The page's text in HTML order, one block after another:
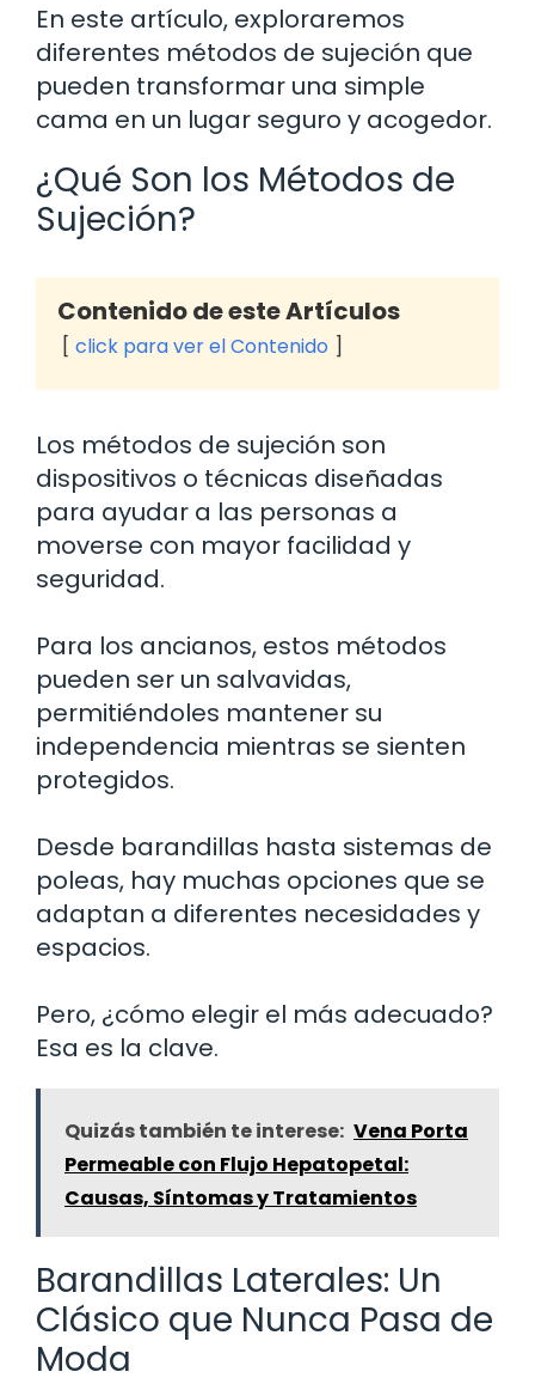
En este artículo, exploraremos
diferentes métodos de sujeción que
pueden transformar una simple
cama en un lugar seguro y acogedor.
¿Qué Son los Métodos de
Sujeción?
Contenido de este Artículos
click para ver el Contenido
Los métodos de sujeción son
dispositivos o técnicas diseñadas
para ayudar a las personas a
moverse con mayor facilidad y
seguridad.
Para los ancianos, estos métodos
pueden ser un salvavidas,
permitiéndoles mantener su
independencia mientras se sienten
protegidos.
Desde barandillas hasta sistemas de
poleas, hay muchas opciones que se
adaptan a diferentes necesidades y
espacios.
Pero, ¿cómo elegir el más adecuado?
Esa es la clave.
Quizás también te interese: Vena Porta
Permeable con Flujo Hepatopetal:
Causas, Síntomas y Tratamientos
Barandillas Laterales: Un
Clásico que Nunca Pasa de
Moda